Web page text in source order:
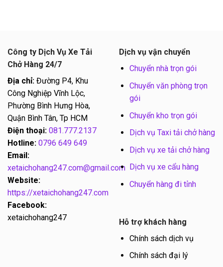
Công ty Dịch Vụ Xe Tải
Chở Hàng 24/7
Địa chỉ: Đường P4, Khu
Công Nghiệp Vĩnh Lộc,
Phường Bình Hưng Hòa,
Quận Bình Tân, Tp HCM
Điện thoại: 081.777.2137
Hotline: 0796 649 649
Email:
xetaichohang247.com@gmail.com
Website:
https://xetaichohang247.com
Facebook:
xetaichohang247
Dịch vụ vận chuyển
Chuyển nhà trọn gói
Chuyển văn phòng trọn
gói
Chuyển kho trọn gói
Dịch vụ Taxi tải chở hàng
Dịch vụ xe tải chở hàng
Dịch vụ xe cẩu hàng
Chuyển hàng đi tỉnh
Hỗ trợ khách hàng
Chính sách dịch vụ
Chính sách đại lý